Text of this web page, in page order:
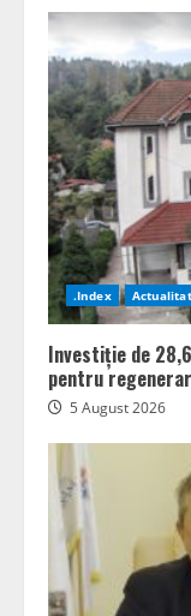
.Index
Investiție de
pentru
5 August 2026